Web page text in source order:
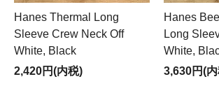
Hanes Thermal Long
Sleeve Crew Neck Off
White, Black
2,420円(内税)
Hanes
Long
White,
3,630円(